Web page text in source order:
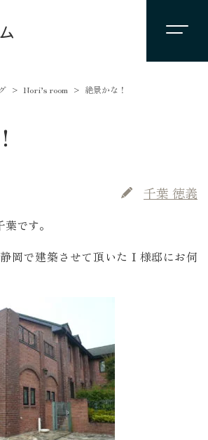
Nori’s room 絶景かな！
千葉 徳義
です。
岡で建築させて頂いたＩ様邸にお伺